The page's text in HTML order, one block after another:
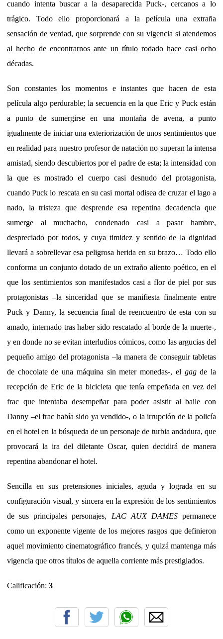
cuando intenta buscar a la desaparecida Puck-, cercanos a lo
trágico. Todo ello proporcionará a la película una extraña
sensación de verdad, que sorprende con su vigencia si atendemos
al hecho de encontrarnos ante un título rodado hace casi ocho
décadas.
Son constantes los momentos e instantes que hacen de esta
película algo perdurable; la secuencia en la que Eric y Puck están
a punto de sumergirse en una montaña de avena, a punto
igualmente de iniciar una exteriorización de unos sentimientos que
en realidad para nuestro profesor de natación no superan la intensa
amistad, siendo descubiertos por el padre de esta; la intensidad con
la que es mostrado el cuerpo casi desnudo del protagonista,
cuando Puck lo rescata en su casi mortal odisea de cruzar el lago a
nado, la tristeza que desprende esa repentina decadencia que
sumerge al muchacho, condenado casi a pasar hambre,
despreciado por todos, y cuya timidez y sentido de la dignidad
llevará a sobrellevar esa peligrosa herida en su brazo… Todo ello
conforma un conjunto dotado de un extraño aliento poético, en el
que los sentimientos son manifestados casi a flor de piel por sus
protagonistas –la sinceridad que se manifiesta finalmente entre
Puck y Danny, la secuencia final de reencuentro de esta con su
amado, internado tras haber sido rescatado al borde de la muerte-,
y en donde no se evitan interludios cómicos, como las argucias del
pequeño amigo del protagonista –la manera de conseguir tabletas
de chocolate de una máquina sin meter monedas-, el gagde la
recepción de Eric de la bicicleta que tenía empeñada en vez del
frac que intentaba desempeñar para poder asistir al baile con
Danny –el frac había sido ya vendido-, o la irrupción de la policía
en el hotel en la búsqueda de un personaje de turbia andadura, que
provocará la ira del diletante Oscar, quien decidirá de manera
repentina abandonar el hotel.
Sencilla en sus pretensiones iniciales, aguda y lograda en su
configuración visual, y sincera en la expresión de los sentimientos
de sus principales personajes, LAC AUX DAMESpermanece
como un exponente vigente de los mejores rasgos que definieron
aquel movimiento cinematográfico francés, y quizá mantenga más
vigencia que otros títulos de aquella corriente más prestigiados.
Calificación: 3